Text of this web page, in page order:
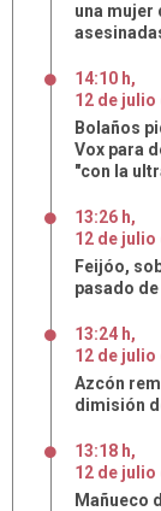
una mujer
14:10 h,
12 de julio
Bolaños
Vox para
"con la
13:26 h,
12 de julio
Feijóo,
pasado
13:24 h,
12 de julio
Azcón
dimisión
13:18 h,
12 de julio
Mañueco